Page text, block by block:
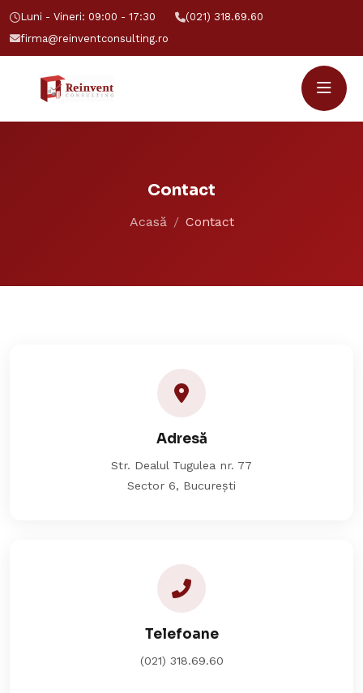
Luni - Vineri: 09:00 - 17:30
(021) 318.69.60
firma@reinventconsulting.ro
Contact
Acasă Contact
Adresă
Str. Dealul Tugulea nr. 77
Sector 6, București
Telefoane
(021) 318.69.60